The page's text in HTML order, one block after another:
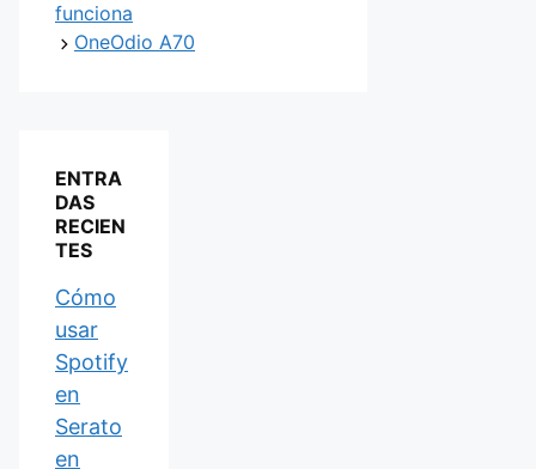
funciona
OneOdio A70
ENTRA
DAS
RECIEN
TES
Cómo
usar
Spotify
en
Serato
en